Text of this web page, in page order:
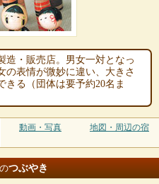
造・販売店。男女一対となっ
の表情が微妙に違い、大きさ
きる（団体は要予約20名ま
動画・写真 地図・周辺の宿
つぶやき